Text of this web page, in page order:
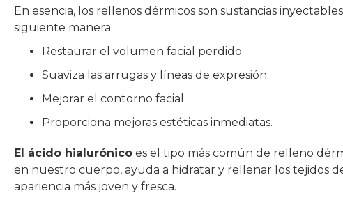
En esencia, los rellenos dérmicos son sustancias
siguiente manera:
Restaurar el volumen facial perdido
Suaviza las arrugas y líneas de expresión.
Mejorar el contorno facial
Proporciona mejoras estéticas inmediatas.
El ácido hialurónico es el tipo más común de relleno
en nuestro cuerpo, ayuda a hidratar y rellenar los tejidos
apariencia más joven y fresca.